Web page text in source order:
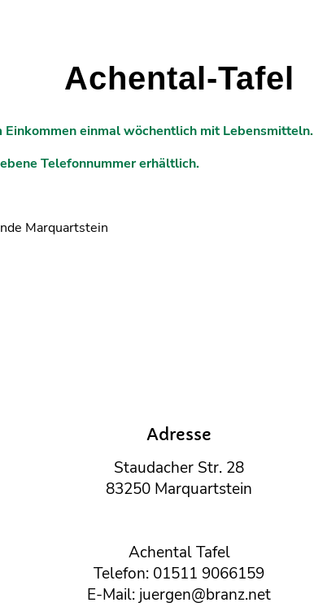
Achental-Tafel
einmal wöchentlich mit Lebensmitteln.
Telefonnummer erhältlich.
Marquartstein
Adresse
Staudacher Str. 28
83250 Marquartstein
Achental Tafel
Telefon: 01511 9066159
E-Mail: juergen@branz.net